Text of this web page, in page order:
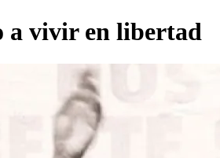
a vivir en libertad